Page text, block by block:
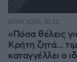
«Πόσα θέλεις
Κρήτη ζητά...
καταγγέλλει ο
07.08.2026, 18:22